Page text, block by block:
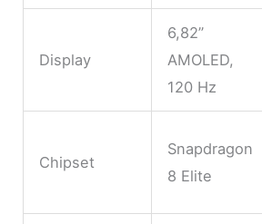
Display
6,82”
AMOLED,
120 Hz
Chipset
Snapdragon
8 Elite